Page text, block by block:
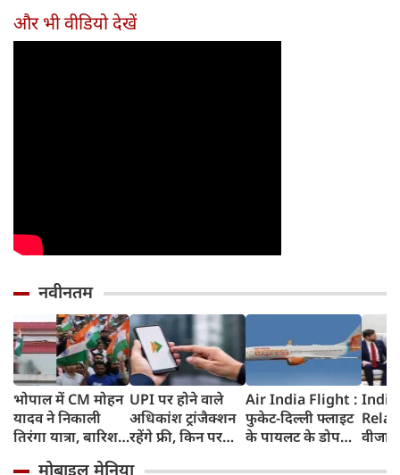
और भी वीडियो देखें
नवीनतम
भोपाल में CM मोहन
यादव ने निकाली
तिरंगा यात्रा, बारिश
UPI पर होने वाले
अधिकांश ट्रांजैक्शन
रहेंगे फ्री, किन पर
Air India Flight :
फुकेट-दिल्ली फ्लाइट
के पायलट के डोप
वीजा
मोबाइल मेनिया